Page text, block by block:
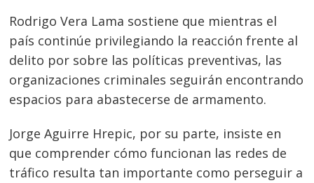
Rodrigo Vera Lama sostiene que mientras el
país continúe privilegiando la reacción frente al
delito por sobre las políticas preventivas, las
organizaciones criminales seguirán encontrando
espacios para abastecerse de armamento.
Jorge Aguirre Hrepic, por su parte, insiste en
que comprender cómo funcionan las redes de
tráfico resulta tan importante como perseguir a